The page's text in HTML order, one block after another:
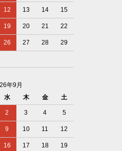
12 13 14 15
19 20 21 22
26 27 28 29
年9月
水 木 金 土
2 3 4 5
9 10 11 12
16 17 18 19